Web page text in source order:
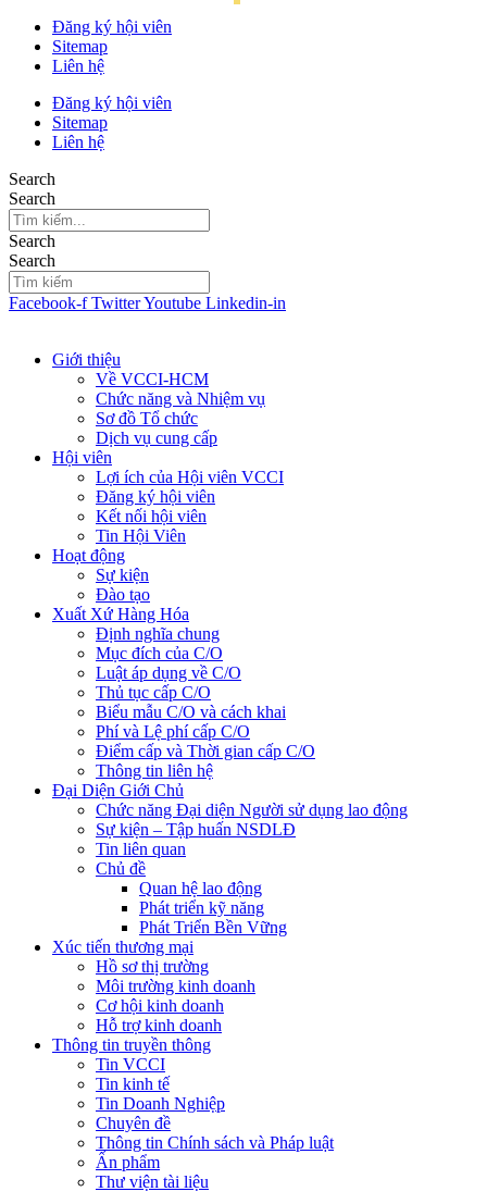
Đăng ký hội viên
Sitemap
Liên hệ
Đăng ký hội viên
Sitemap
Liên hệ
Search
Search
Search
Search
Facebook-f TwitterYoutube Linkedin-in
Giới thiệu
Về VCCI-HCM
Chức năng và Nhiệm vụ
Sơ đồ Tổ chức
Dịch vụ cung cấp
Hội viên
Lợi ích của Hội viên VCCI
Đăng ký hội viên
Kết nối hội viên
Tin Hội Viên
Hoạt động
Sự kiện
Đào tạo
Xuất Xứ Hàng Hóa
Định nghĩa chung
Mục đích của C/O
Luật áp dụng về C/O
Thủ tục cấp C/O
Biểu mẫu C/O và cách khai
Phí và Lệ phí cấp C/O
Điểm cấp và Thời gian cấp C/O
Thông tin liên hệ
Đại Diện Giới Chủ
Chức năng Đại diện Người sử dụng lao động
Sự kiện – Tập huấn NSDLĐ
Tin liên quan
Chủ đề
Quan hệ lao động
Phát triển kỹ năng
Phát Triển Bền Vững
Xúc tiến thương mại
Hồ sơ thị trường
Môi trường kinh doanh
Cơ hội kinh doanh
Hỗ trợ kinh doanh
Thông tin truyền thông
Tin VCCI
Tin kinh tế
Tin Doanh Nghiệp
Chuyên đề
Thông tin Chính sách và Pháp luật
Ấn phẩm
Thư viện tài liệu